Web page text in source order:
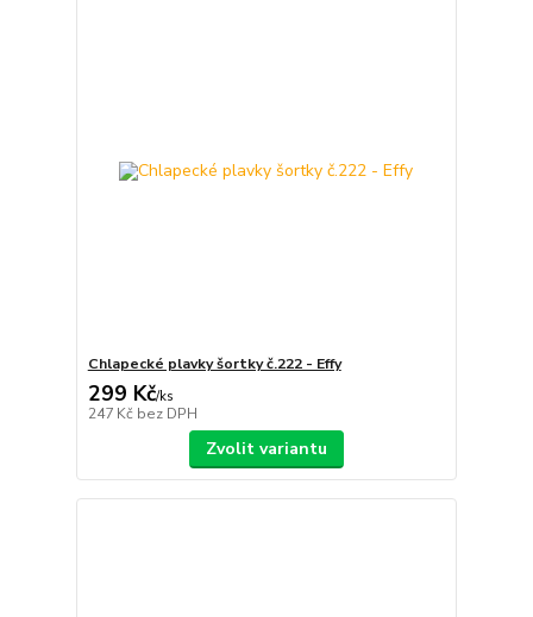
Chlapecké plavky šortky č.222 - Effy
299 Kč/ks
247 Kč bez DPH
Zvolit variantu